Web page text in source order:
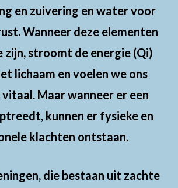
en zuivering en water voor
Wanneer deze elementen
zijn, stroomt de energie (Qi)
lichaam en voelen we ons
Maar wanneer er een
kunnen er fysieke en
klachten ontstaan.
die bestaan uit zachte